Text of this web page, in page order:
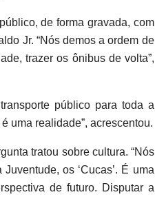
de forma gravada, com
Jr. “Nós demos a ordem de
trazer os ônibus de volta”,
público para toda a
uma realidade”, acrescentou.
tratou sobre cultura. “Nós
os ‘Cucas’. É uma
de futuro. Disputar a